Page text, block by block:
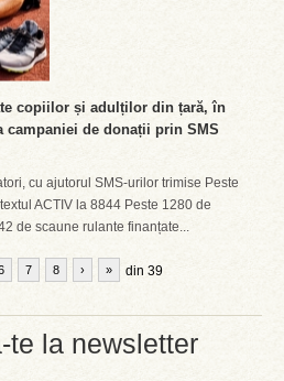
te la newsletter
copiilor și adulților din țară, în
campaniei de donații prin SMS
cu ajutorul SMS-urilor trimise Peste
ACTIV la 8844 Peste 1280 de
de scaune rulante finanțate...
7 8 din 39
› »